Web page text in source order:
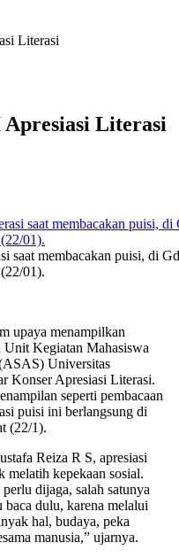
Literasi
Literasi
saat membacakan puisi, di
01).
upaya menampilkan
Unit Kegiatan Mahasiswa
Universitas
Konser Apresiasi Literasi.
seperti pembacaan
puisi ini berlangsung di
(22/1).
Reiza R S, apresiasi
melatih kepekaan sosial.
dijaga, salah satunya
baca dulu, karena melalui
hal, budaya, peka
manusia,” ujarnya.